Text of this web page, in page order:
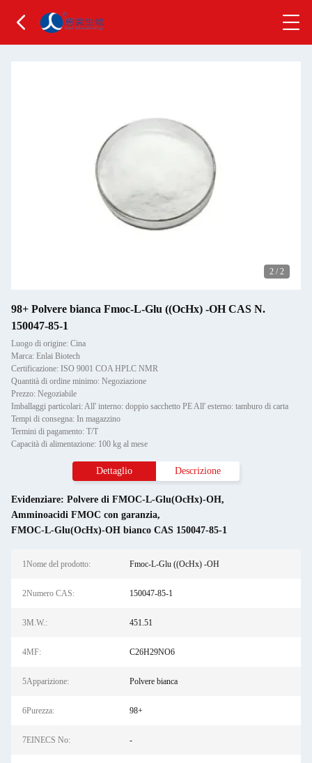
2 / 2
98+ Polvere bianca Fmoc-L-Glu ((OcHx) -OH CAS N.
150047-85-1
Luogo di origine: Cina
Marca: Enlai Biotech
Certificazione: ISO 9001 COA HPLC NMR
Quantità di ordine minimo: Negoziazione
Prezzo: Negoziabile
Imballaggi particolari: All' interno: doppio sacchetto PE All' esterno: tamburo di carta
Tempi di consegna: In magazzino
Termini di pagamento: T/T
Capacità di alimentazione: 100 kg al mese
Dettaglio Descrizione
Evidenziare: Polvere di FMOC-L-Glu(OcHx)-OH,
Amminoacidi FMOC con garanzia,
FMOC-L-Glu(OcHx)-OH bianco CAS 150047-85-1
1Nome del prodotto: Fmoc-L-Glu ((OcHx) -OH
2Numero CAS: 150047-85-1
3M.W.: 451.51
4MF: C26H29NO6
5Apparizione: Polvere bianca
6Purezza: 98+
7EINECS No: -